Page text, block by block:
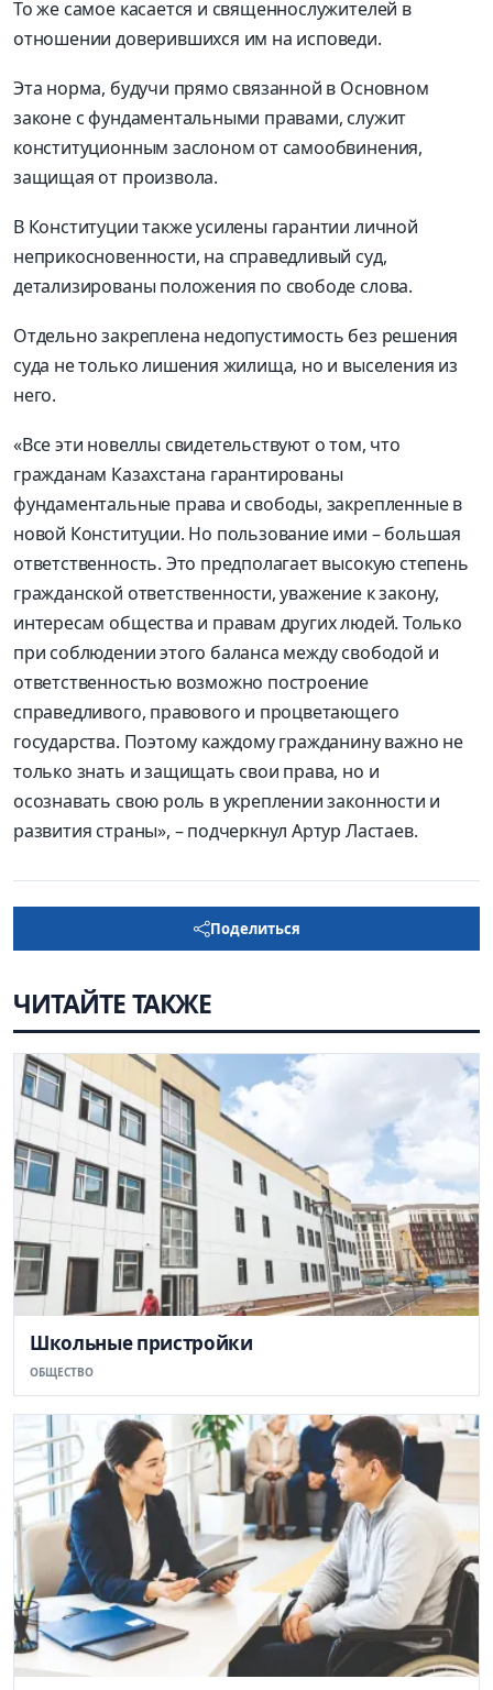
То же самое касается и священнослужителей в
отношении доверившихся им на исповеди.
Эта норма, будучи прямо связанной в Основном
законе с фундаментальными правами, служит
конституционным заслоном от самообвинения,
защищая от произвола.
В Конституции также усилены гарантии личной
неприкосновенности, на справедливый суд,
детализированы положения по свободе слова.
Отдельно закреплена недопустимость без решения
суда не только лишения жилища, но и выселения из
него.
«Все эти новеллы свидетельствуют о том, что
гражданам Казахстана гарантированы
фундаментальные права и свободы, закрепленные в
новой Конституции. Но пользование ими – большая
ответственность. Это предполагает высокую степень
гражданской ответственности, уважение к закону,
интересам общества и правам других людей. Только
при соблюдении этого баланса между свободой и
ответственностью возможно построение
справедливого, правового и процветающего
государства. Поэтому каждому гражданину важно не
только знать и защищать свои права, но и
осознавать свою роль в укреплении законности и
развития страны», – подчеркнул Артур Ластаев.
Поделиться
ЧИТАЙТЕ ТАКЖЕ
Школьные пристройки
ОБЩЕСТВО